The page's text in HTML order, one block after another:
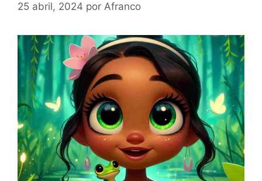
25 abril, 2024 por Afranco